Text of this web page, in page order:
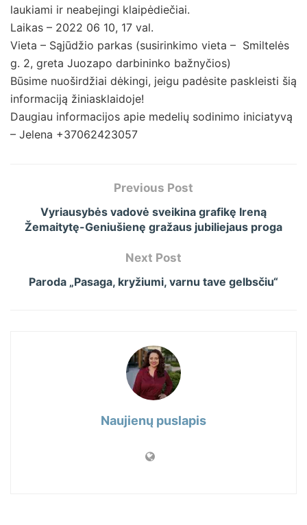
laukiami ir neabejingi klaipėdiečiai.
Laikas – 2022 06 10, 17 val.
Vieta – Sąjūdžio parkas (susirinkimo vieta – Smiltelės
g. 2, greta Juozapo darbininko bažnyčios)
Būsime nuoširdžiai dėkingi, jeigu padėsite paskleisti šią
informaciją žiniasklaidoje!
Daugiau informacijos apie medelių sodinimo iniciatyvą
– Jelena +37062423057
Previous Post
Vyriausybės vadovė sveikina grafikę Ireną
Žemaitytę-Geniušienę gražaus jubiliejaus proga
Next Post
Paroda „Pasaga, kryžiumi, varnu tave gelbsčiu“
Naujienų puslapis